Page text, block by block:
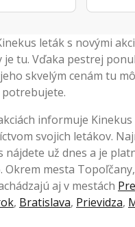
leták s novými
je tu. Vďaka pestrej
skvelým cenám tu
informuje
svojich letákov.
nájdete už dnes a je
Okrem mesta
aj v mestách
, Bratislava, Prievidza,